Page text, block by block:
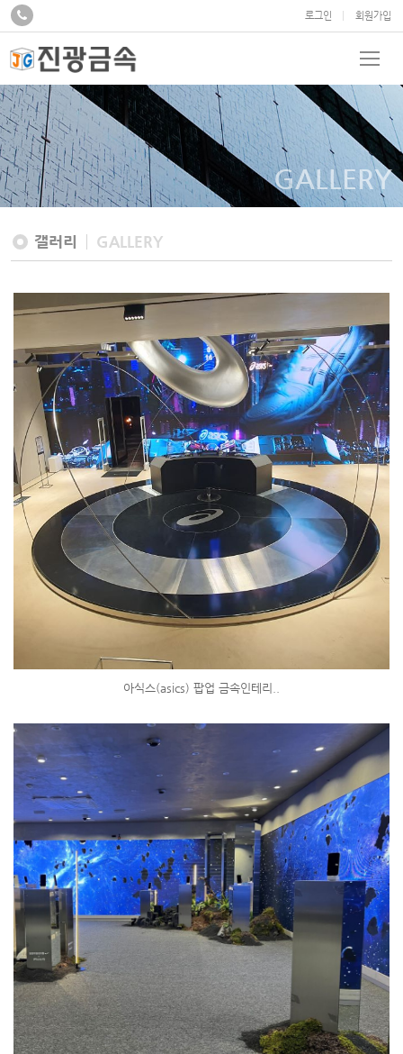
로그인 회원가입
GALLERY
갤러리 GALLERY
아식스(asics) 팝업 금속인테리..